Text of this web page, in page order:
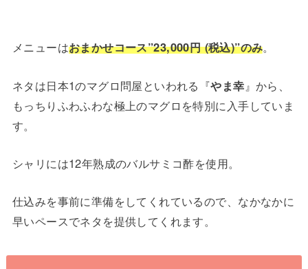
メニューはおまかせコース”23,000円 (税込)”のみ。
ネタは日本1のマグロ問屋といわれる『やま幸 』から、
もっちりふわふわな極上のマグロを特別に入手していま
す。
シャリには12年熟成のバルサミコ酢を使用。
仕込みを事前に準備をしてくれているので、なかなかに
早いペースでネタを提供してくれます。